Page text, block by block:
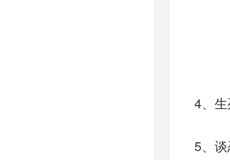
4、
5、